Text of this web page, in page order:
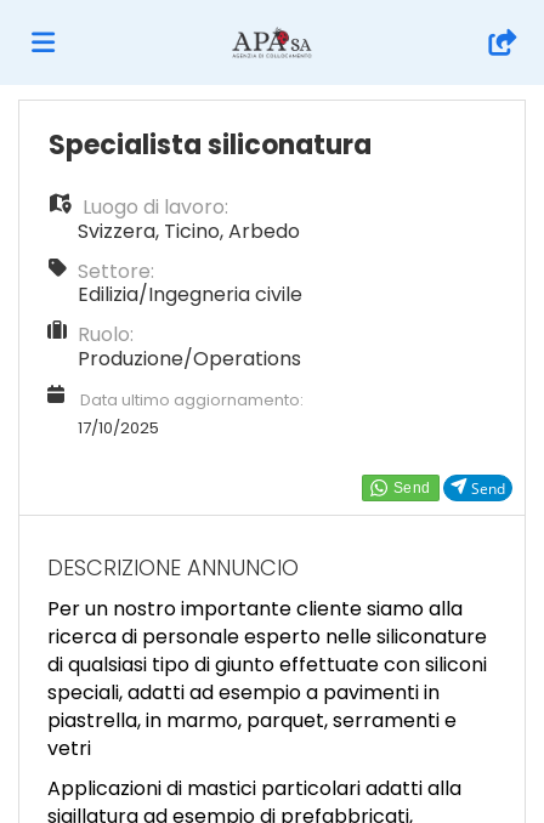
Home
Offerte
di
Carica
FR
IT
DE
Send
Specialista siliconatura
Luogo di lavoro:
Svizzera, Ticino,Arbedo
Settore:
Edilizia/Ingegneria civile
Ruolo:
Produzione/Operations
Data ultimo aggiornamento:
17/10/2025
DESCRIZIONE ANNUNCIO
Per un nostro importante cliente siamo alla
ricerca di personale esperto nelle siliconature
di qualsiasi tipo di giunto effettuate con siliconi
speciali, adatti ad esempio a pavimenti in
piastrella, in marmo, parquet, serramenti e
vetri
Applicazioni di mastici particolari adatti alla
sigillatura ad esempio di prefabbricati,